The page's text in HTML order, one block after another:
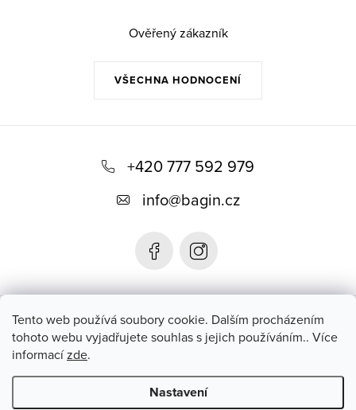
Tento web používá soubory cookie. Dalším procházením
tohoto webu vyjadřujete souhlas s jejich používáním.. Více
informacízde.
Nastavení
VŠECHNA HODNOCENÍ
Ověřený zákazník
+420 777 592 979
info@bagin.cz
Bagin.cz
Instagram